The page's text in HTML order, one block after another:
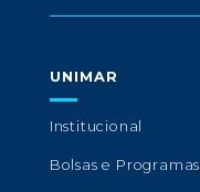
UNIMAR
Institucional
Bolsas e Programas